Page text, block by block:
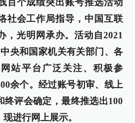
百个成绩突出账号推选活动
社会工作局指导，中国互联
，光明网承办。活动自2021
央和国家机关有关部门、各
站平台广泛关注、积极参
余个。经过账号初审、线上
终评会确定，最终推选出100
进行网上展示。